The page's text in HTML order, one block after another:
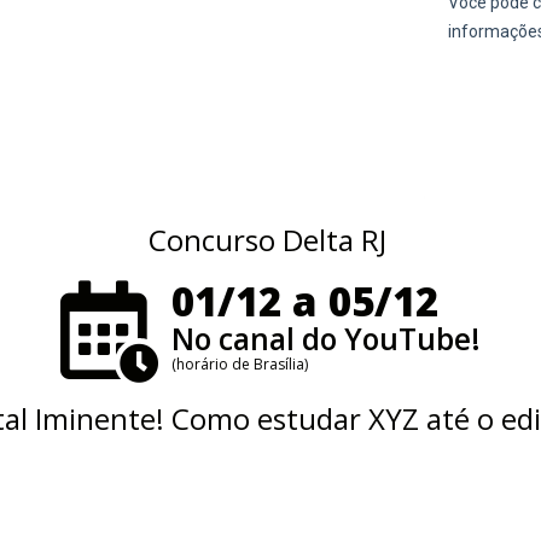
Concurso Delta RJ
01/12 a 05/12
No canal do YouTube!
(horário de Brasília)
Iminente! Como estudar XYZ até o